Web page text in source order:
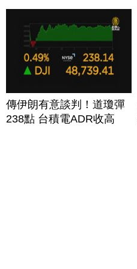
傳伊朗有意談判！道瓊彈
238點 台積電ADR收高